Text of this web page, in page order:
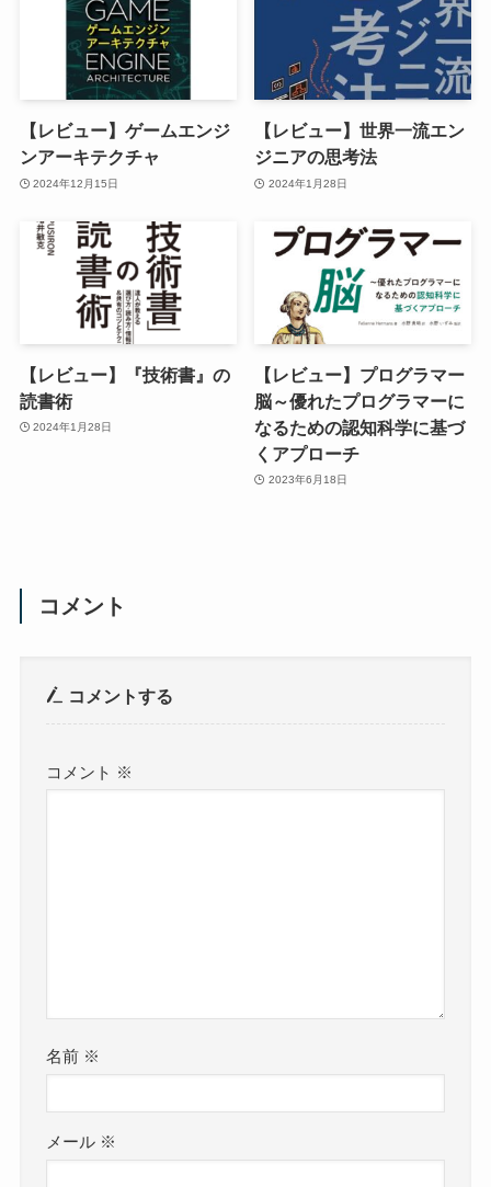
【レビュー】ゲームエンジ
ンアーキテクチャ
2024年12月15日
【レビュー】世界一流エン
ジニアの思考法
2024年1月28日
【レビュー】『技術書』の
読書術
2024年1月28日
【レビュー】プログラマー
脳～優れたプログラマーに
なるための認知科学に基づ
くアプローチ
2023年6月18日
コメント
コメントする
コメント ※
名前 ※
メール ※